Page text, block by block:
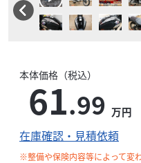
本体価格（税込）
61.99 万円
在庫確認・見積依頼
※整備や保険内容等によって変